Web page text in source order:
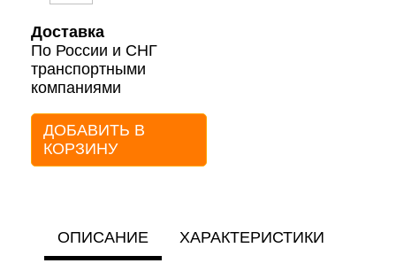
Доставка
По России и СНГ
транспортными
компаниями
ДОБАВИТЬ В
КОРЗИНУ
ОПИСАНИЕ ХАРАКТЕРИСТИКИ